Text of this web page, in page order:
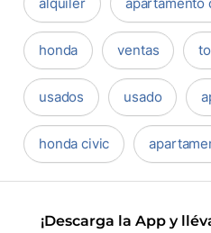
honda ventas
usados usado
honda civic
¡Descarga la App y